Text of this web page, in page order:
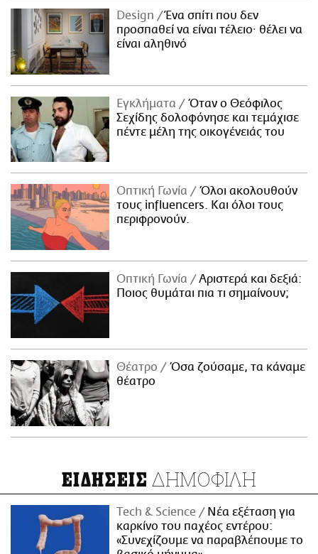
Design
Ένα σπίτι που δεν
προσπαθεί να είναι τέλειο· θέλει να
είναι αληθινό
Εγκλήματα
Όταν ο Θεόφιλος
Σεχίδης δολοφόνησε και τεμάχισε
πέντε μέλη της οικογένειάς του
Οπτική Γωνία
Όλοι ακολουθούν
τους influencers. Και όλοι τους
περιφρονούν.
Οπτική Γωνία
Αριστερά και δεξιά:
Ποιος θυμάται πια τι σημαίνουν;
Θέατρο
Όσα ζούσαμε, τα κάναμε
θέατρο
ΕΙΔΗΣΕΙΣ ΔΗΜΟΦΙΛΗ
Τech & Science
Νέα εξέταση για
καρκίνο του παχέος εντέρου:
«Συνεχίζουμε να παραβλέπουμε το